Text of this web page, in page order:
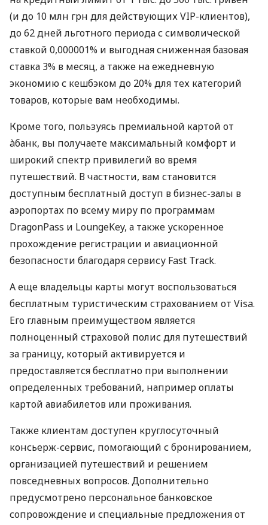
(и до 10 млн грн для действующих VIP-клиентов),
до 62 дней льготного периода с символической
ставкой 0,000001% и выгодная сниженная базовая
ставка 3% в месяц, а также на ежедневную
экономию с кешбэком до 20% для тех категорий
товаров, которые вам необходимы.
Кроме того, пользуясь премиальной картой от
àбанк, вы получаете максимальный комфорт и
широкий спектр привилегий во время
путешествий. В частности, вам становится
доступным бесплатный доступ в бизнес-залы в
аэропортах по всему миру по программам
DragonPass и LoungeKey, а также ускоренное
прохождение регистрации и авиационной
безопасности благодаря сервису Fast Track.
А еще владельцы карты могут воспользоваться
бесплатным туристическим страхованием от Visa.
Его главным преимуществом является
полноценный страховой полис для путешествий
за границу, который активируется и
предоставляется бесплатно при выполнении
определенных требований, например оплаты
картой авиабилетов или проживания.
Также клиентам доступен круглосуточный
консьерж-сервис, помогающий с бронированием,
организацией путешествий и решением
повседневных вопросов. Дополнительно
предусмотрено персональное банковское
сопровождение и специальные предложения от